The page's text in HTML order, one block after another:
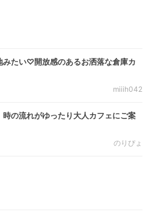
みたい♡開放感のあるお洒落な倉庫カ
miiih042
時の流れがゆったり大人カフェにご案
のりぴょ